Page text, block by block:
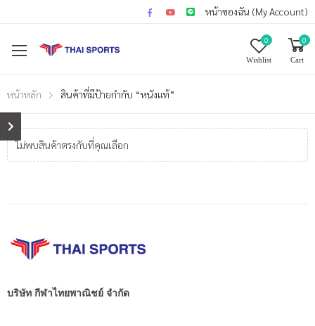
หน้าของฉัน (My Account)
0
Wishlist
0
Cart
หน้าหลัก สินค้าที่มีป้ายกำกับ “หนังแท้”
ไม่พบสินค้าตรงกับที่คุณเลือก
บริษัท กีฬาไทยพาณิชย์ จำกัด